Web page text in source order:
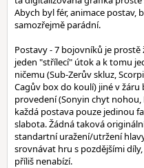
Abych byl fér, animace postav,
samozřejmě parádní.
Postavy - 7 bojovníků je prostě
jeden "střílecí" útok a k tomu
ničemu (Sub-Zerův skluz,
Cagův box do koulí) jiné v
provedení (Sonyin chyt
každá postava pouze jedinou
slabota. Žádná taková
standartní uražení/utržení
srovnávat hru s pozdějšími
příliš nenabízí.